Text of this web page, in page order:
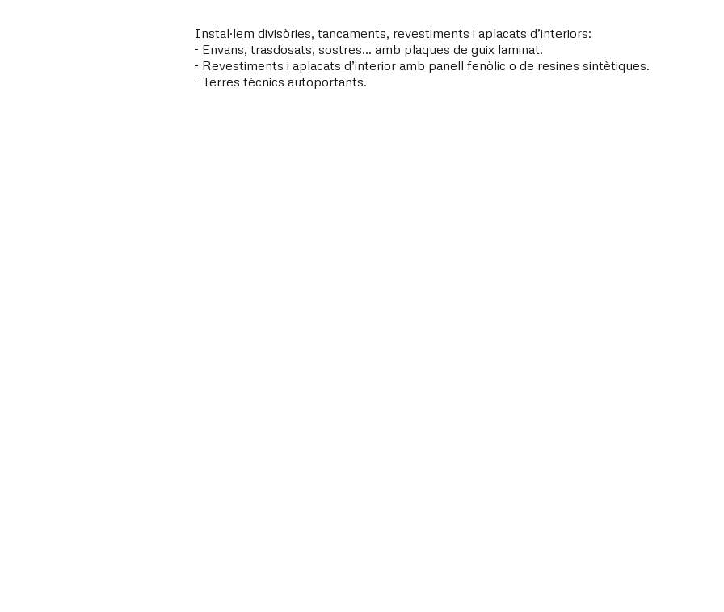
Instal·lem divisòries, tancaments, revestiments i aplacats d’interiors:
- Envans, trasdosats, sostres… amb plaques de guix laminat.
- Revestiments i aplacats d’interior amb panell fenòlic o de resines sintètiques.
- Terres tècnics autoportants.